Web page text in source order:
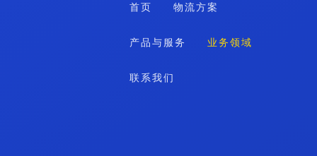
首页 物流方案
产品与服务 业务领域
联系我们